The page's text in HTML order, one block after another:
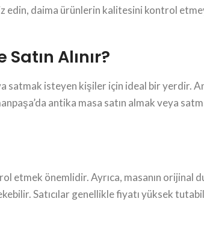
daima ürünlerin kalitesini kontrol
Alınır?
satmak isteyen kişiler için ideal bir yerdir.
antika masa satın almak veya
etmek önemlidir. Ayrıca, masanın orijinal
Satıcılar genellikle fiyatı yüksek